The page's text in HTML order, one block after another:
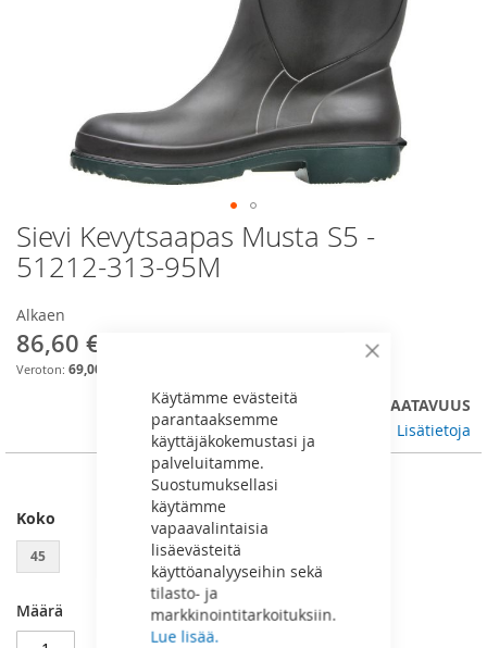
Sulje
Käytämme evästeitä
parantaaksemme
käyttäjäkokemustasi ja
palveluitamme.
Suostumuksellasi
käytämme
vapaavalintaisia
lisäevästeitä
käyttöanalyyseihin sekä
tilasto- ja
markkinointitarkoituksiin.
Lue lisää.
Skip
to
the
of
the
images
Sievi Kevytsaapas Musta S5 -
51212-313-95M
Alkaen
86,60 €
69,00 €
VALITSE KOKO/VÄRI JA TARKISTA SAATAVUUS
Lisätietoja
Koko
45
Määrä